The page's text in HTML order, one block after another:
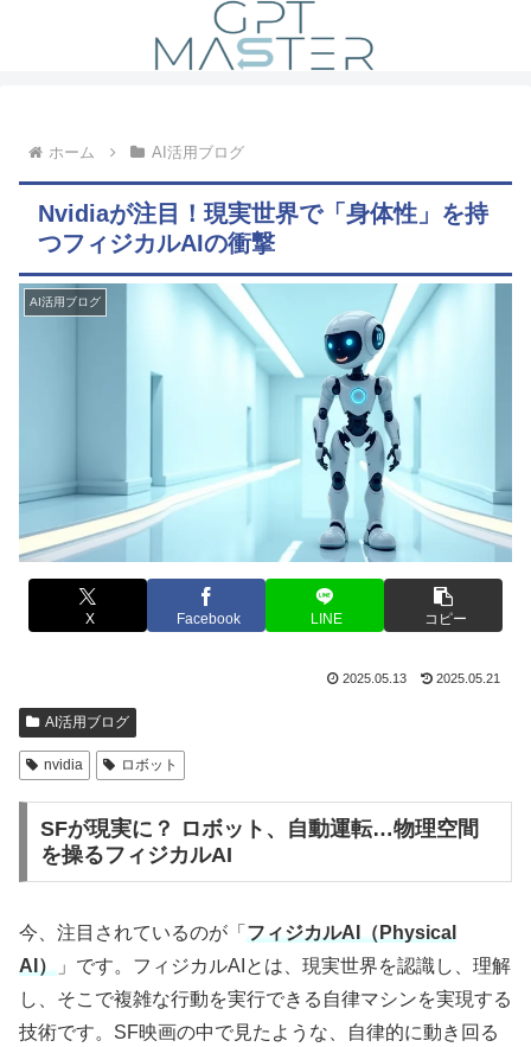
ホーム AI活用ブログ
Nvidiaが注目！現実世界で「身体性」を持
つフィジカルAIの衝撃
AI活用ブログ
X Facebook LINE コピー
2025.05.13 2025.05.21
AI活用ブログ
nvidia ロボット
SFが現実に？ ロボット、自動運転…物理空間
を操るフィジカルAI
今、注目されているのが「 フィジカルAI（Physical
AI）
」です。フィジカルAIとは、現実世界を認識し、理解
し、そこで複雑な行動を実行できる自律マシンを実現する
技術です。SF映画の中で見たような、自律的に動き回る